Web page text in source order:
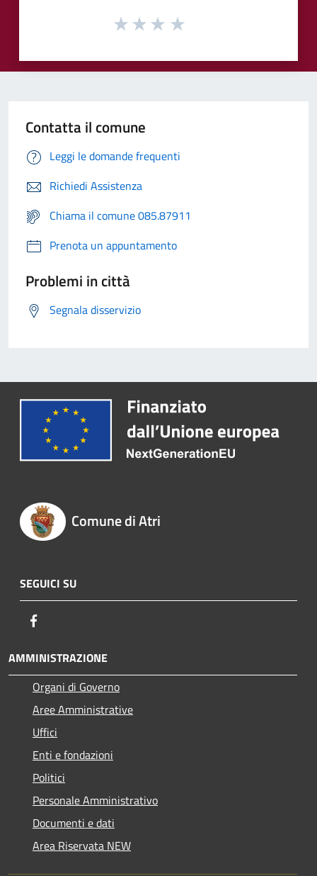
Contatta il comune
Leggi le domande frequenti
Richiedi Assistenza
Chiama il comune 085.87911
Prenota un appuntamento
Problemi in città
Segnala disservizio
Comune di Atri
SEGUICI SU
AMMINISTRAZIONE
Organi di Governo
Aree Amministrative
Uffici
Enti e fondazioni
Politici
Personale Amministrativo
Documenti e dati
Area Riservata NEW